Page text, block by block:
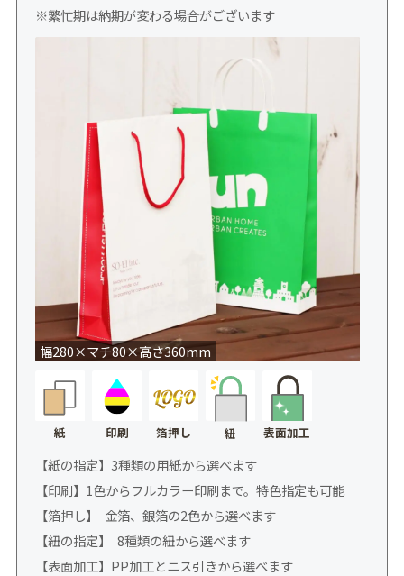
※繁忙期は納期が変わる場合がございます
幅280×マチ80×高さ360mm
紙 印刷 箔押し 紐 表面加工
【紙の指定】3種類の用紙から選べます
【印刷】1色からフルカラー印刷まで。特色指定も可能
【箔押し】 金箔、銀箔の2色から選べます
【紐の指定】 8種類の紐から選べます
【表面加工】PP加工とニス引きから選べます